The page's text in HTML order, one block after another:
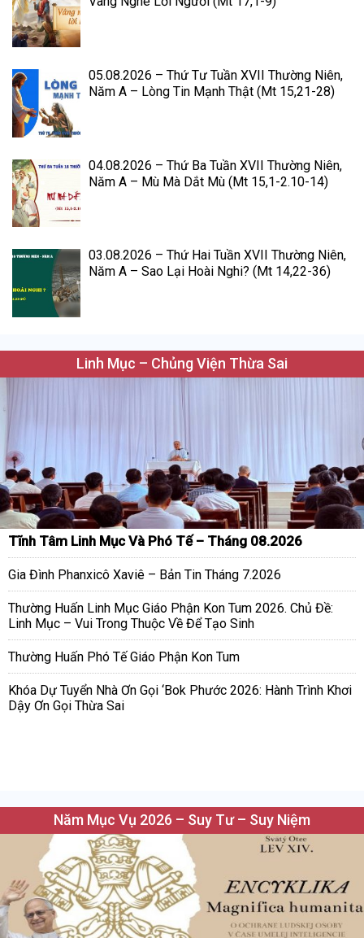
05.08.2026 – Thứ Tư Tuần XVII Thường Niên,
Năm A – Lòng Tin Mạnh Thật (Mt 15,21-28)
04.08.2026 – Thứ Ba Tuần XVII Thường Niên,
Năm A – Mù Mà Dắt Mù (Mt 15,1-2.10-14)
03.08.2026 – Thứ Hai Tuần XVII Thường Niên,
Năm A – Sao Lại Hoài Nghi? (Mt 14,22-36)
Linh Mục – Chủng Viện Thừa Sai
Tĩnh Tâm Linh Mục Và Phó Tế – Tháng 08.2026
Gia Đình Phanxicô Xaviê – Bản Tin Tháng 7.2026
Thường Huấn Linh Mục Giáo Phận Kon Tum 2026. Chủ Đề:
Linh Mục – Vui Trong Thuộc Về Để Tạo Sinh
Thường Huấn Phó Tế Giáo Phận Kon Tum
Khóa Dự Tuyển Nhà Ơn Gọi ‘Bok Phước 2026: Hành Trình Khơi
Dậy Ơn Gọi Thừa Sai
Năm Mục Vụ 2026 – Suy Tư – Suy Niệm